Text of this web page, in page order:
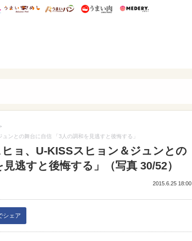
研 ディズニー特集
mimot. うまいめし うまいパン うまい肉
ンとの舞台に自信 「3人の調和を見逃すと後悔する」
ョ、U-KISSスヒョン＆ジュンとの
逃すと後悔する」（写真 30/52）
2015.6.25 18:00
シェア